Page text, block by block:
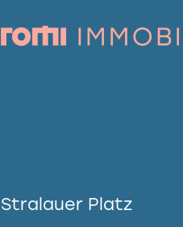
Stralauer Platz